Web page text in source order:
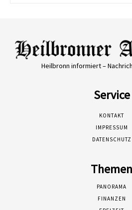
Heilbronn informiert –
Service
KONTAKT
IMPRESSUM
DATENSCHUTZ
Themen
PANORAMA
FINANZEN